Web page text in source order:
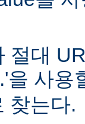
절대
을 사용
찾는다.